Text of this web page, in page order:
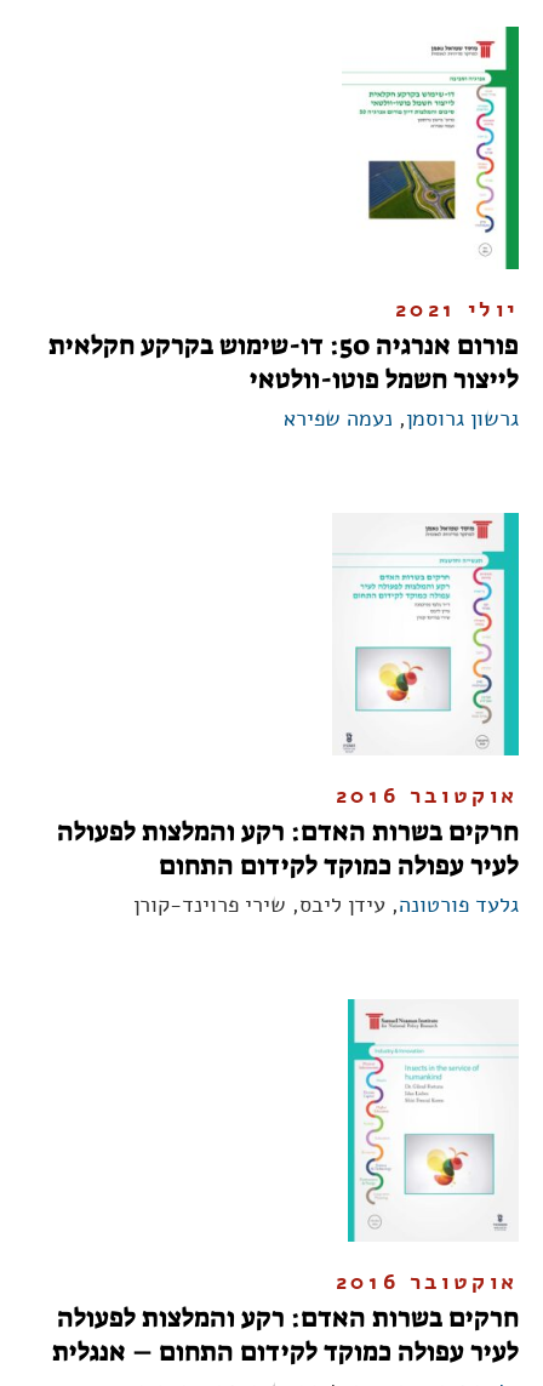
יולי 2021
פורום אנרגיה 50: דו-שימוש בקרקע חקלאית
לייצור חשמל פוטו-וולטאי
גרשון גרוסמן, נעמה שפירא
אוקטובר 2016
חרקים בשרות האדם: רקע והמלצות לפעולה
לעיר עפולה כמוקד לקידום התחום
גלעד פורטונה, עידן ליבס, שירי פרוינד-קורן
אוקטובר 2016
חרקים בשרות האדם: רקע והמלצות לפעולה
לעיר עפולה כמוקד לקידום התחום – אנגלית